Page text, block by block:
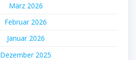
März 2026
Februar 2026
Januar 2026
Dezember 2025